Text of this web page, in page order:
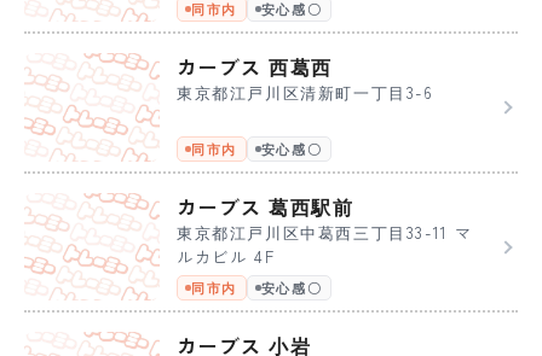
同市内 安心感〇
カーブス 西葛西
東京都江戸川区清新町一丁目3-6
同市内 安心感〇
カーブス 葛西駅前
東京都江戸川区中葛西三丁目33-11 マ
ルカビル 4F
同市内 安心感〇
カーブス 小岩